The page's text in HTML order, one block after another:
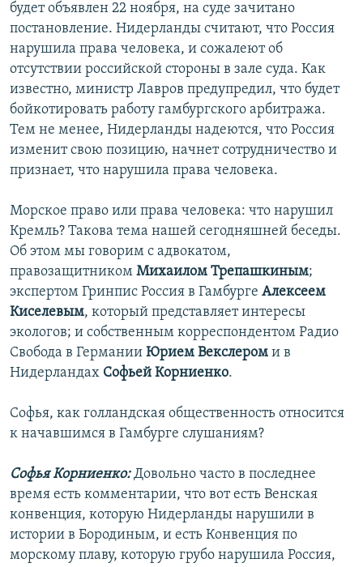
будет объявлен 22 ноября, на суде зачитано
постановление. Нидерланды считают, что Россия
нарушила права человека, и сожалеют об
отсутствии российской стороны в зале суда. Как
известно, министр Лавров предупредил, что будет
бойкотировать работу гамбургского арбитража.
Тем не менее, Нидерланды надеются, что Россия
изменит свою позицию, начнет сотрудничество и
признает, что нарушила права человека.
Морское право или права человека: что нарушил
Кремль? Такова тема нашей сегодняшней беседы.
Об этом мы говорим с адвокатом,
правозащитником Михаилом Трепашкиным;
экспертом Гринпис Россия в Гамбурге Алексеем
Киселевым, который представляет интересы
экологов; и собственным корреспондентом Радио
Свобода в Германии Юрием Векслером и в
Нидерландах Софьей Корниенко.
Софья, как голландская общественность относится
к начавшимся в Гамбурге слушаниям?
Софья Корниенко:Довольно часто в последнее
время есть комментарии, что вот есть Венская
конвенция, которую Нидерланды нарушили в
истории в Бородиным, и есть Конвенция по
морскому плаву, которую грубо нарушила Россия,